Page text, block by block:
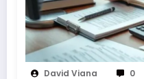
David Viana 0